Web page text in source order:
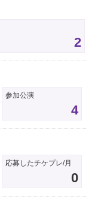
2
参加公演
4
応募したチケプレ/月
0